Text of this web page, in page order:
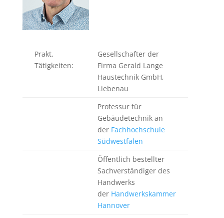
Prakt.
Tätigkeiten:
Gesellschafter der
Firma Gerald Lange
Haustechnik GmbH,
Liebenau
Professur für
Gebäudetechnik an
der Fachhochschule
Südwestfalen
Öffentlich bestellter
Sachverständiger des
Handwerks
der Handwerkskammer
Hannover